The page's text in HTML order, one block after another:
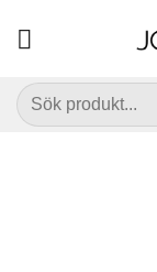
Sök
efter: